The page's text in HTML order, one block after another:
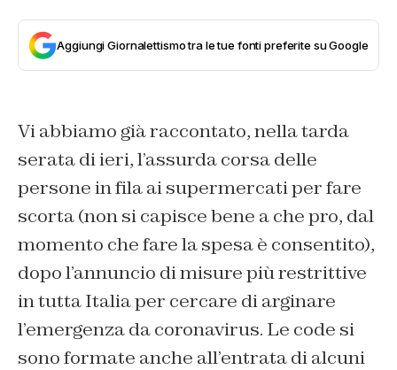
Aggiungi Giornalettismo tra le tue fonti preferite su Google
Vi abbiamo già raccontato, nella tarda
serata di ieri, l’assurda corsa delle
persone in fila ai supermercati per fare
scorta (non si capisce bene a che pro, dal
momento che fare la spesa è consentito),
dopo l’annuncio di misure più restrittive
in tutta Italia per cercare di arginare
l’emergenza da coronavirus. Le code si
sono formate anche all’entrata di alcuni